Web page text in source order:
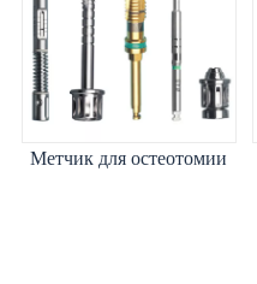
Метчик для остеотомии